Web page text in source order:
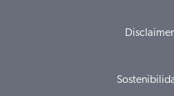
Disclaimer